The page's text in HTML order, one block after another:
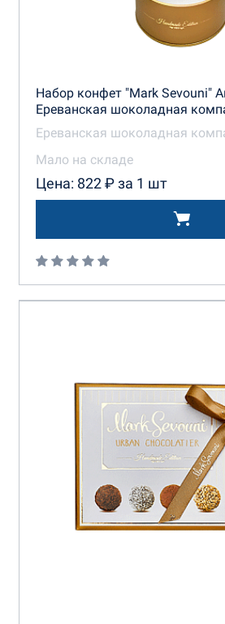
Набор конфет "Mark Sevouni"
Ереванская шоколадная
Ереванская шоколадная
Мало на складе
Цена: 822 ₽ за 1 шт